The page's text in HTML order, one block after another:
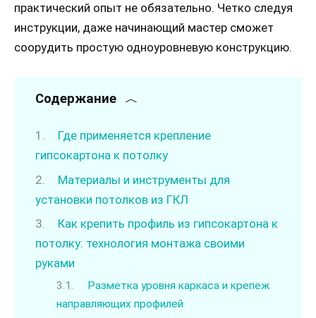
практический опыт не обязательно. Четко следуя
инструкции, даже начинающий мастер сможет
соорудить простую одноуровневую конструкцию.
Содержание
Где применяется крепление
гипсокартона к потолку
Материалы и инструменты для
установки потолков из ГКЛ
Как крепить профиль из гипсокартона к
потолку: технология монтажа своими
руками
Разметка уровня каркаса и крепеж
направляющих профилей